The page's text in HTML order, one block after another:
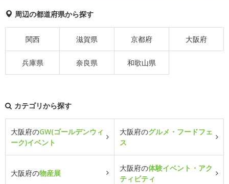
周辺の都道府県から探す
関西 滋賀県 京都府 大阪府
兵庫県 奈良県 和歌山県
カテゴリから探す
大阪府のGW(ゴールデンウィ
ーク)イベント
大阪府のグルメ・フードフェ
ス
大阪府の物産展
大阪府の体験イベント・アク
ティビティ